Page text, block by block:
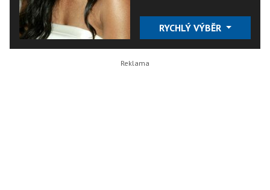
RYCHLÝ VÝBĚR